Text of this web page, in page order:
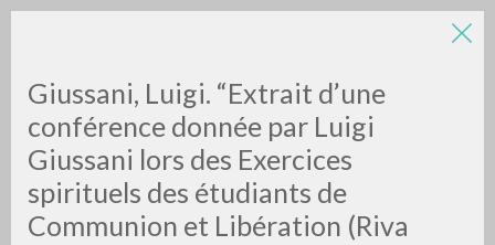
Giussani, Luigi. “Extrait d’une
conférence donnée par Luigi
Giussani lors des Exercices
spirituels des étudiants de
Communion et Libération (Riva